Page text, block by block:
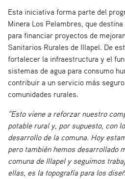
Esta iniciativa forma parte del
Minera Los Pelambres, que
para financiar proyectos de
Sanitarios Rurales de Illapel. De
fortalecer la infraestructura y el
sistemas de agua para consumo
contribuir a un servicio más
comunidades rurales.
“Esto viene a reforzar nuestro
potable rural y, por supuesto, con
desarrollo de la comuna. Hoy
pero también hemos desarrollado
comuna de Illapel y seguimos
ellas, es la topografía para los